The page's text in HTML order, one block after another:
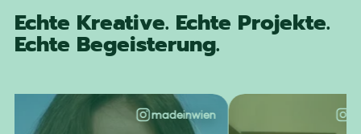
Echte Kreative. Echte Projekte.
Echte Begeisterung.
madeinwien